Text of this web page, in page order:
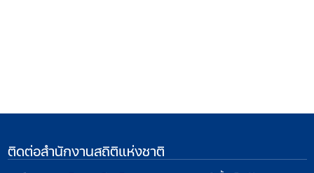
ติดต่อสำนักงานสถิติแห่งชาติ